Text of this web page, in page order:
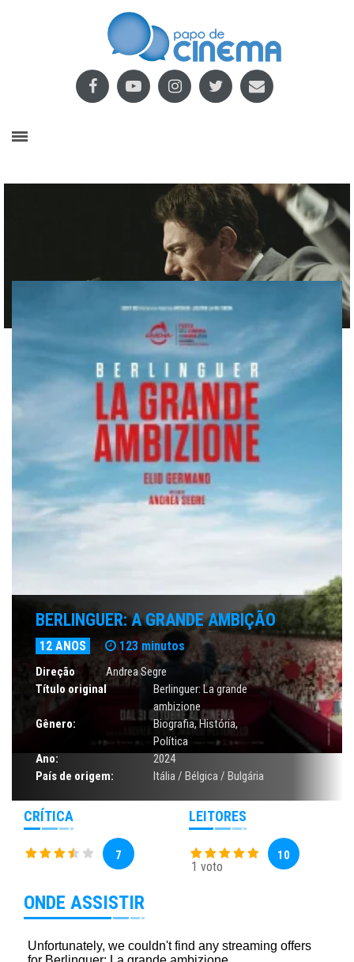
BERLINGUER: A GRANDE AMBIÇÃO
12 ANOS 123 minutos
Direção
Andrea Segre
Título original
Berlinguer: La grande
ambizione
Gênero:
Biografia,História,
Política
Ano:
2024
País de origem:
Itália / Bélgica / Bulgária
CRÍTICA
7
LEITORES
1 voto
10
ONDE ASSISTIR